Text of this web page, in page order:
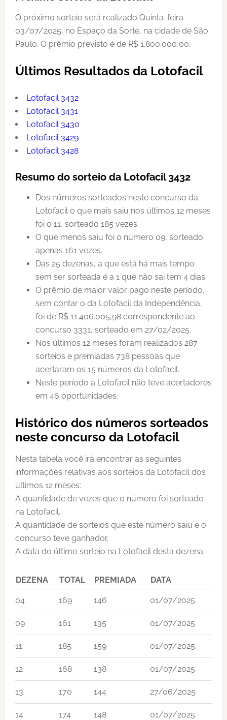
O próximo sorteio será realizado Quinta-feira
03/07/2025, no Espaço da Sorte, na cidade de São
Paulo. O prêmio previsto é de R$ 1.800.000,00.
Últimos Resultados da Lotofacil
Lotofacil 3432
Lotofacil 3431
Lotofacil 3430
Lotofacil 3429
Lotofacil 3428
Resumo do sorteio da Lotofacil 3432
Dos números sorteados neste concurso da
Lotofacil o que mais saiu nos últimos 12 meses
foi o 11, sorteado 185 vezes.
O que menos saiu foi o número 09, sorteado
apenas 161 vezes.
Das 25 dezenas, a que está há mais tempo
sem ser sorteada é a 1 que não sai tem 4 dias.
O prêmio de maior valor pago neste período,
sem contar o da Lotofacil da Independência,
foi de R$ 11.406.005,98 correspondente ao
concurso 3331, sorteado em 27/02/2025.
Nos últimos 12 meses foram realizados 287
sorteios e premiadas 738 pessoas que
acertaram os 15 números da Lotofacil.
Neste período a Lotofacil não teve acertadores
em 46 oportunidades.
Histórico dos números sorteados
neste concurso da Lotofacil
Nesta tabela você irá encontrar as seguintes
informações relativas aos sorteios da Lotofacil dos
últimos 12 meses:
A quantidade de vezes que o número foi sorteado
na Lotofacil,
A quantidade de sorteios que este número saiu e o
concurso teve ganhador,
A data do último sorteio na Lotofacil desta dezena.
DEZENA TOTAL PREMIADA DATA
04 169 146 01/07/2025
09 161 135 01/07/2025
11 185 159 01/07/2025
12 168 138 01/07/2025
13 170 144 27/06/2025
14 174 148 01/07/2025